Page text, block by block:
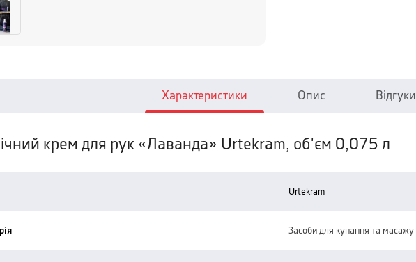
Характеристики Опис Відгуки
крем для рук «Лаванда» Urtekram, об'єм 0,075 л
urtekram
засоби для купання та масажу